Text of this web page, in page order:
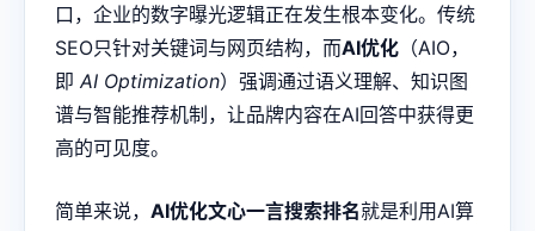
口，企业的数字曝光逻辑正在发生根本变化。传统
SEO只针对关键词与网页结构，而AI优化 （AIO，
即AI Optimization）强调通过语义理解、知识图
谱与智能推荐机制，让品牌内容在AI回答中获得更
高的可见度。
简单来说， AI优化文心一言搜索排名就是利用AI算